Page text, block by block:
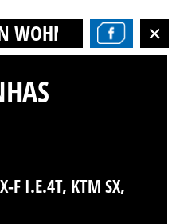
WOHNHAS
F I.E.4T, KTM SX,